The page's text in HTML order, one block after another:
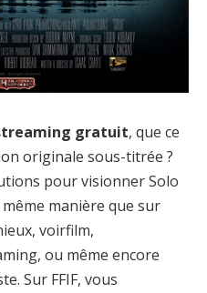
gratuit, que ce
originale sous-titrée ?
pour visionner Solo
manière que sur
voirfilm,
ou même encore
Sur FFIF, vous